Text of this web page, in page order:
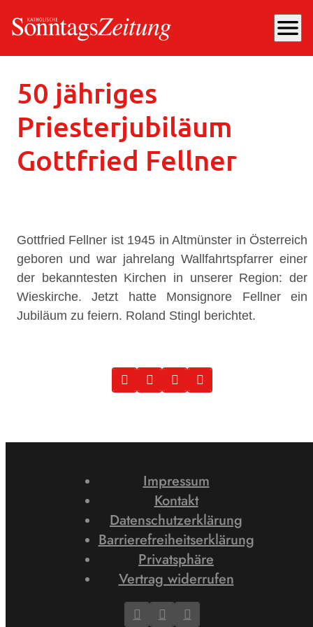
menu
Mittwoch, 14.08.2024, 10:50 Uhr
50 jähriges
Priesterjubiläum
Gottfried Fellner
Gottfried Fellner ist 1945 in Altmünster in Österreich
geboren und war jahrelang Wallfahrtspfarrer einer
der bekanntesten Kirchen in unserer Region: der
Wieskirche. Jetzt hatte Monsignore Fellner ein
Jubiläum zu feiern. Roland Stingl berichtet.
Impressum
Kontakt
Datenschutzerklärung
Barrierefreiheitserklärung
Privatsphäre
Vertrag widerrufen